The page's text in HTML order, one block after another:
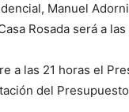
Manuel
Rosada será a las
a las 21 horas el
del